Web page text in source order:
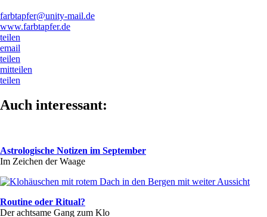
farbtapfer@unity-mail.de
www.farbtapfer.de
teilen
email
teilen
mitteilen
teilen
Auch interessant:
Astrologische Notizen im September
Im Zeichen der Waage
Routine oder Ritual?
Der achtsame Gang zum Klo